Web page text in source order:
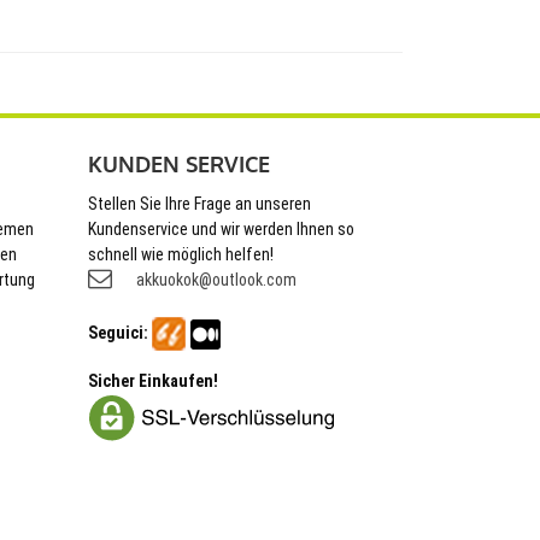
KUNDEN SERVICE
Stellen Sie Ihre Frage an unseren
Kundenservice und wir werden Ihnen so
schnell wie möglich helfen!
akkuokok@outlook.com
Seguici:
Sicher Einkaufen!